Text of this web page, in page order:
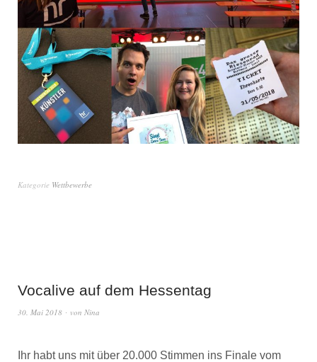
Kategorie Wettbewerbe
Vocalive auf dem Hessentag
30. Mai 2018 von Nina
Ihr habt uns mit über 20.000 Stimmen ins Finale vom